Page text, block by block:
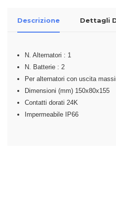
Descrizione Dettagli
N. Alternatori : 1
N. Batterie : 2
Per alternatori con uscita
Dimensioni (mm) 150x80x155
Contatti dorati 24K
Impermeabile IP66